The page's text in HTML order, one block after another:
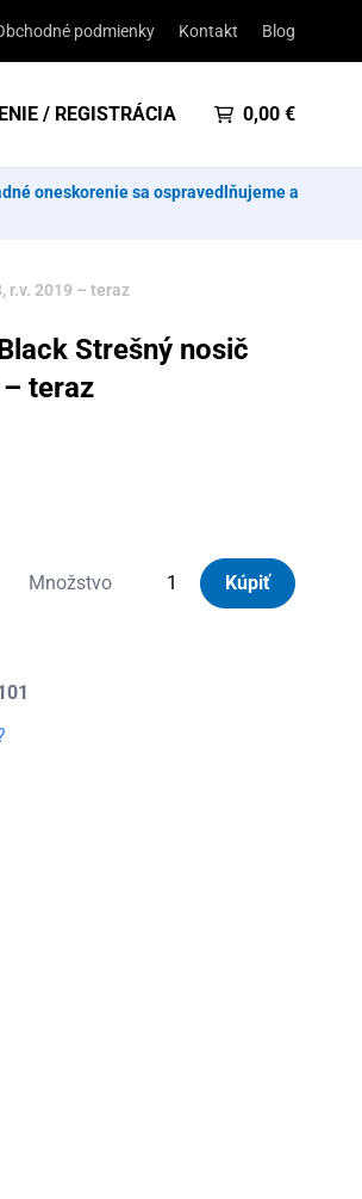
podmienky Kontakt Blog
/ REGISTRÁCIA 0,00 €
oneskorenie sa ospravedlňujeme a
r.v. 2019 – teraz
Strešný nosič
teraz
Množstvo
množstvo
Strešný
Kúpiť